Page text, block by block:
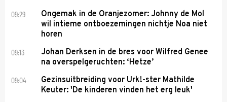
09:29
Ongemak in de Oranjezomer: Johnny de Mol
wil intieme ontboezemingen nichtje Noa niet
horen
09:13
Johan Derksen in de bres voor Wilfred Genee
na overspelgeruchten: ‘Hetze’
09:04
Gezinsuitbreiding voor Urk!-ster Mathilde
Keuter: 'De kinderen vinden het erg leuk'